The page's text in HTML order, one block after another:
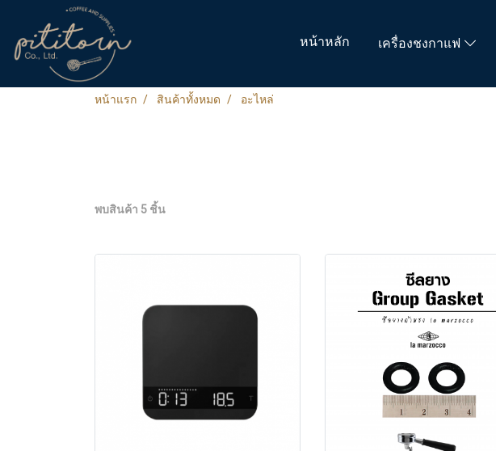
หน้าหลัก เครื่องชงกาแฟ
หน้าแรก สินค้าทั้งหมด อะไหล่
พบสินค้า 5 ชิ้น